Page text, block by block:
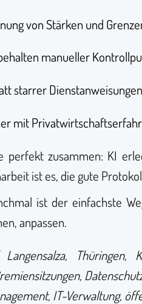
von Stärken und
manueller
starrer Dienstanweisungen
mit
perfekt zusammen: KI
ist es, die gute
ist der einfachste
anpassen.
Thüringen,
IT-Verwaltung,